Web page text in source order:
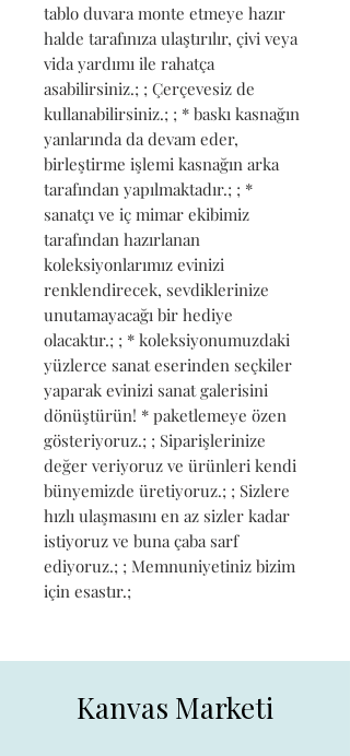
tablo duvara monte etmeye hazır
halde tarafınıza ulaştırılır, çivi veya
vida yardımı ile rahatça
asabilirsiniz.; ; Çerçevesiz de
kullanabilirsiniz.; ; * baskı kasnağın
yanlarında da devam eder,
birleştirme işlemi kasnağın arka
tarafından yapılmaktadır.; ; *
sanatçı ve iç mimar ekibimiz
tarafından hazırlanan
koleksiyonlarımız evinizi
renklendirecek, sevdiklerinize
unutamayacağı bir hediye
olacaktır.; ; * koleksiyonumuzdaki
yüzlerce sanat eserinden seçkiler
yaparak evinizi sanat galerisini
dönüştürün! * paketlemeye özen
gösteriyoruz.; ; Siparişlerinize
değer veriyoruz ve ürünleri kendi
bünyemizde üretiyoruz.; ; Sizlere
hızlı ulaşmasını en az sizler kadar
istiyoruz ve buna çaba sarf
ediyoruz.; ; Memnuniyetiniz bizim
için esastır.;
Kanvas Marketi